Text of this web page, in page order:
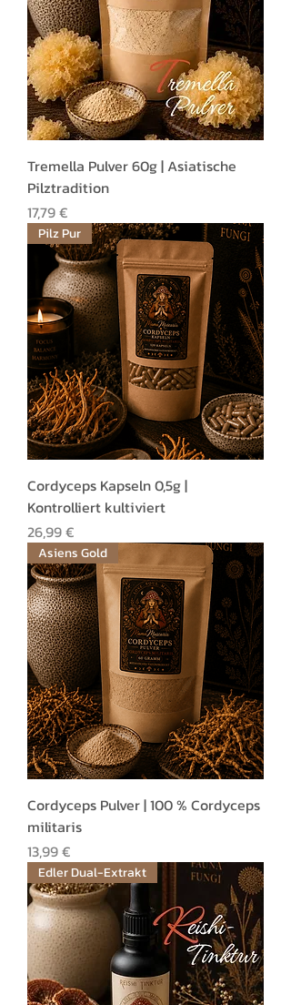
Tremella Pulver 60g | Asiatische
Pilztradition
Preis
17,79 €
Pilz Pur
Cordyceps Kapseln 0,5g |
Kontrolliert kultiviert
Preis
26,99 €
Asiens Gold
Cordyceps Pulver | 100 % Cordyceps
militaris
Preis
13,99 €
Edler Dual-Extrakt